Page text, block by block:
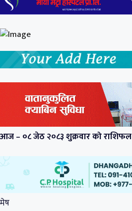
आज – ०८ जेठ २०८३ शुक्रवार को राशिफल
मेष